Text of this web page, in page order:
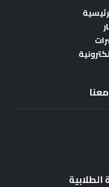
الطلابية